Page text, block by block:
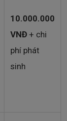
10.000.000
VNĐ + chi
phí phát
sinh